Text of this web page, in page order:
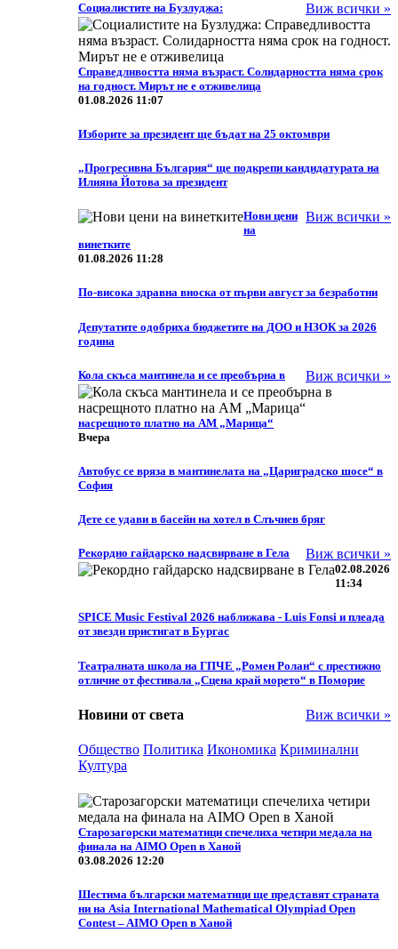
Виж всички »
Социалистите на Бузлуджа:
Справедливостта няма възраст. Солидарността няма срок
на годност. Мирът не е отживелица
01.08.2026 11:07
Изборите за президент ще бъдат на 25 октомври
„Прогресивна България“ ще подкрепи кандидатурата на
Илияна Йотова за президент
Виж всички »
Нови цени
на
винетките
01.08.2026 11:28
По-висока здравна вноска от първи август за безработни
Депутатите одобриха бюджетите на ДОО и НЗОК за 2026
година
Виж всички »
Кола скъса мантинела и се преобърна в
насрещното платно на АМ „Марица“
Вчера
Автобус се вряза в мантинелата на „Цариградско шосе“ в
София
Дете се удави в басейн на хотел в Слъчнев бряг
Виж всички »
Рекордно гайдарско надсвирване в Гела
02.08.2026
11:34
SPICE Music Festival 2026 наближава - Luis Fonsi и плеада
от звезди пристигат в Бургас
Театралната школа на ГПЧЕ „Ромен Ролан“ с престижно
отличие от фестивала „Сцена край морето“ в Поморие
Виж всички »
Новини от света
Общество Политика Икономика Криминални
Култура
Старозагорски математици спечелиха четири медала на
финала на AIMO Open в Ханой
03.08.2026 12:20
Шестима български математици ще представят страната
ни на Asia International Mathematical Olympiad Open
Contest – AIMO Open в Ханой